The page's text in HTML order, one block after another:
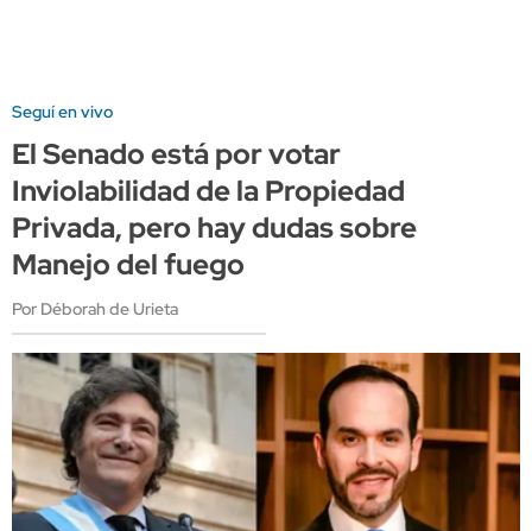
Seguí en vivo
El Senado está por votar
Inviolabilidad de la Propiedad
Privada, pero hay dudas sobre
Manejo del fuego
Por Déborah de Urieta